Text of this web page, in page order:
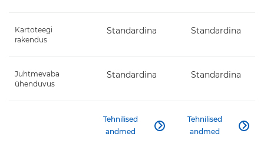
Kartoteegi
rakendus
Standardina Standardina
Juhtmevaba
ühenduvus
Standardina Standardina
Tehnilised
andmed

Tehnilised
andmed
